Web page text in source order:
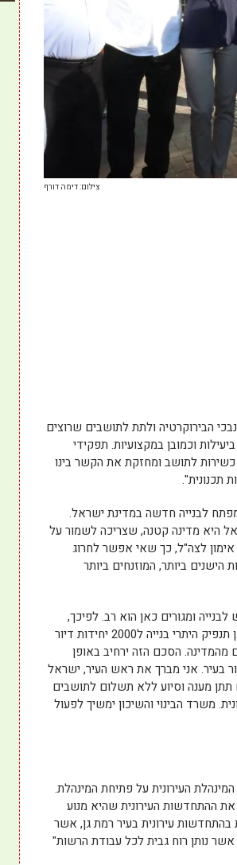
צילום: דימה דורף
הבירוקרטיה ולתת לתושבים שרוצים
וכמובן במקצועיות. תפקידי
כשירות לתושב ומחזקת את הקשר בינו
תכנונית".
לבנייה חדשה במדינת ישראל.
לגור בו. ישראל היא מדינה קטנה, שצריכה לשמור על
לצה"ל, כך שאי אפשר לחרוג
ביותר, המוזנחים ביותר
לבנייה ומגורים כאן הוא רב. לפיכך,
בימים אלו אנו עובדים על הסכם מסגרת להתחדשות עירונית שלפיו, רמת גן תנפיק היתרי בנייה ל2000 יחידות דיור
מהמדינה. הסכם הזה ירחיב באופן
בעיר. אני מברך את ראש העיר, ישראל
תתן מענה וסיוע ללא תשלום לתושבים
משרד הבינוי והשיכון ימשיך לפעול
העירונית על פתיחת המינהלת.
את ההתחדשות העירונית שהיא מנוע
עירונית בעיר רמת גן, אשר
אשר נותן רוח גבית לכל עבודת הרשות"